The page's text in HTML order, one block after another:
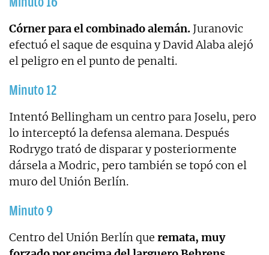
Córner para el combinado alemán. Juranovic
efectuó el saque de esquina y David Alaba alejó
el peligro en el punto de penalti.
Minuto 12
Intentó Bellingham un centro para Joselu, pero
lo interceptó la defensa alemana. Después
Rodrygo trató de disparar y posteriormente
dársela a Modric, pero también se topó con el
muro del Unión Berlín.
Minuto 9
Centro del Unión Berlín que remata, muy